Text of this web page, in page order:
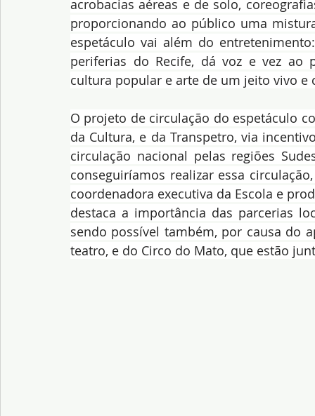
acrobacias aéreas e de solo,
proporcionando ao público uma
espetáculo vai além do
periferias do Recife, dá voz e vez ao
cultura popular e arte de um jeito vivo e
O projeto de circulação do espetáculo
da Cultura, e da Transpetro, via
circulação nacional pelas regiões
conseguiríamos realizar essa
coordenadora executiva da Escola e
destaca a importância das parcerias
sendo possível também, por causa do
teatro, e do Circo do Mato, que estão